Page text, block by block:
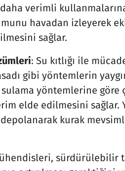
verimli
havadan izleyerek
sağlar.
: Su kıtlığı ile
gibi yöntemlerin
yöntemlerine göre
elde edilmesini sağlar.
kurak
sürdürülebilir